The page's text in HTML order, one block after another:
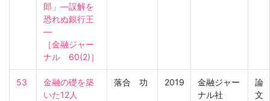
郎」―誤解を
恐れぬ銀行王
―
［金融ジャー
ナル　60(2)］
53
金融の礎を築
いた12人
落合 功 2019
金融ジャー
ナル社
論
文